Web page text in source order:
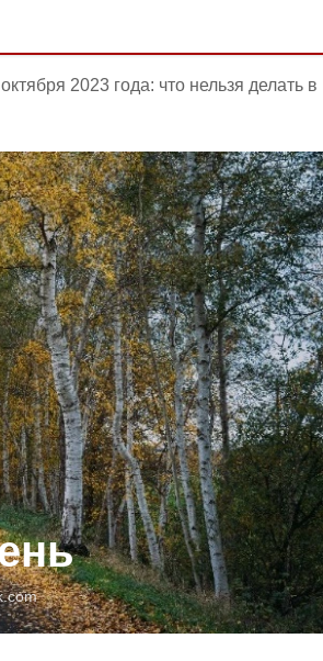
2023 года: что нельзя делать в